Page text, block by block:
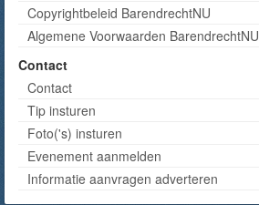
Copyrightbeleid BarendrechtNU
Algemene Voorwaarden BarendrechtNU
Contact
Contact
Tip insturen
Foto('s) insturen
Evenement aanmelden
Informatie aanvragen adverteren